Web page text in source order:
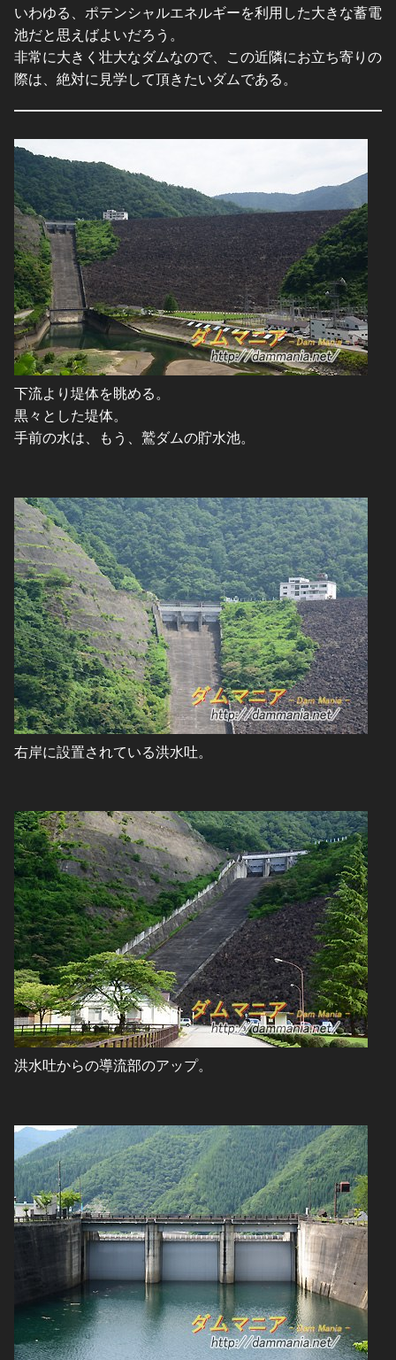
いわゆる、ポテンシャルエネルギーを利用した大きな蓄電
池だと思えばよいだろう。
非常に大きく壮大なダムなので、この近隣にお立ち寄りの
際は、絶対に見学して頂きたいダムである。
下流より堤体を眺める。
黒々とした堤体。
手前の水は、もう、鷲ダムの貯水池。
右岸に設置されている洪水吐。
洪水吐からの導流部のアップ。